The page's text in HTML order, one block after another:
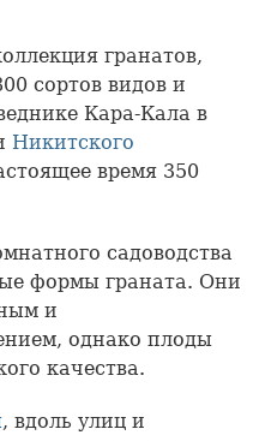
гранатов,
сортов видов и
Кара-Кала в
Никитского
время 350
садоводства
формы граната. Они
и
однако плоды
качества.
, вдоль улиц и